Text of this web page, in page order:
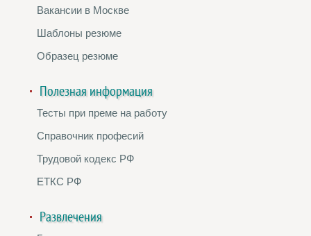
Вакансии в Москве
Шаблоны резюме
Образец резюме
Полезная информация
Тесты при преме на работу
Справочник професий
Трудовой кодекс РФ
ЕТКС РФ
Развлечения